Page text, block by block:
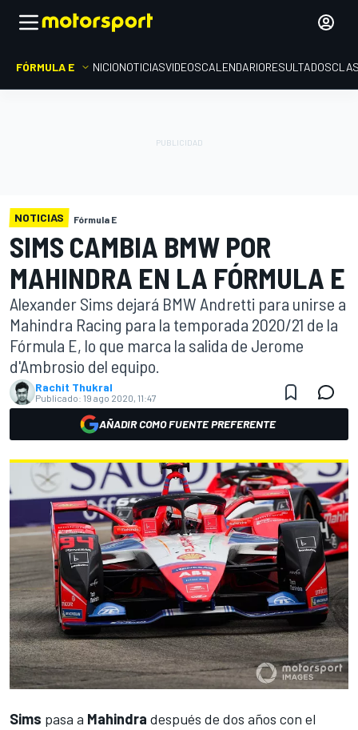
FÓRMULA E INICIONOTICIASVIDEOSCALENDARIORESULTADOS
NOTICIAS Fórmula E
SIMS CAMBIA BMW POR
MAHINDRA EN LA FÓRMULA E
Alexander Sims dejará BMW Andretti para unirse a
Mahindra Racing para la temporada 2020/21 de la
Fórmula E, lo que marca la salida de Jerome
d'Ambrosio del equipo.
Rachit Thukral
Publicado: 19 ago 2020, 11:47
AÑADIR COMO FUENTE PREFERENTE
Sims pasa a Mahindra después de dos años con el